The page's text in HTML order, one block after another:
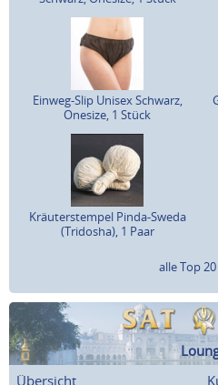
Einweg-Slip Unisex Schwarz,
Onesize, 1 Stück
Kräuterstempel Pinda-Sweda
(Tridosha), 1 Paar
alle Top 20
Übersicht